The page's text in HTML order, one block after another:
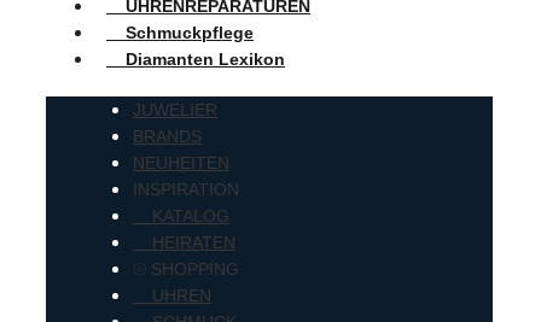
UHRENREPARATUREN
Schmuckpflege
Diamanten Lexikon
JUWELIER
BRANDS
NEUHEITEN
INSPIRATION
KATALOG
HEIRATEN
⦾ SHOPPING
UHREN